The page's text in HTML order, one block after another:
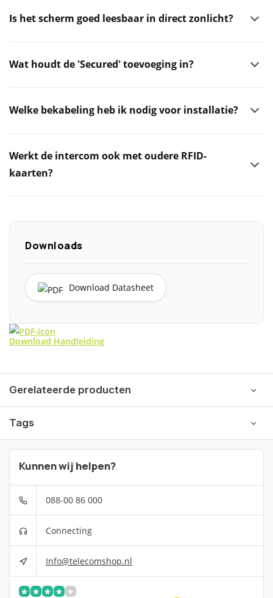
Is het scherm goed leesbaar in direct zonlicht?
Wat houdt de 'Secured' toevoeging in?
Welke bekabeling heb ik nodig voor installatie?
Werkt de intercom ook met oudere RFID-
kaarten?
Downloads
Download Datasheet
Download Handleiding
Gerelateerde producten
Tags
Kunnen wij helpen?
088-00 86 000
Connecting
Info@telecomshop.nl